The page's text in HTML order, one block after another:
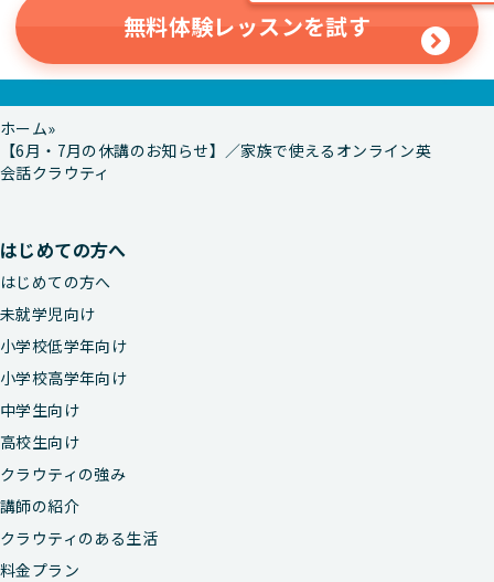
無料体験レッスンを試す
ホーム
【6月・7月の休講のお知らせ】／家族で使えるオンライン英
会話クラウティ
はじめての方へ
はじめての方へ
未就学児向け
小学校低学年向け
小学校高学年向け
中学生向け
高校生向け
クラウティの強み
講師の紹介
クラウティのある生活
料金プラン